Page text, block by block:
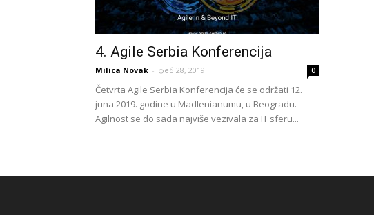
4. Agile Serbia Konferencija
Milica Novak - феб 28, 2019 0
Četvrta Agile Serbia Konferencija će se održati 12.
juna 2019. godine u Madlenianumu, u Beogradu.
Agilnost se do sada najviše vezivala za IT sferu...